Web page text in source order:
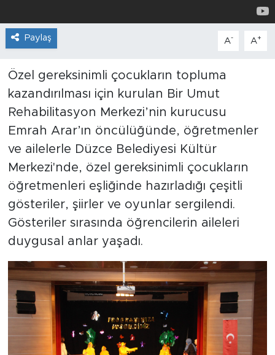
Paylaş A- A+
Özel gereksinimli çocukların topluma
kazandırılması için kurulan Bir Umut
Rehabilitasyon Merkezi’nin kurucusu
Emrah Arar’ın öncülüğünde, öğretmenler
ve ailelerle Düzce Belediyesi Kültür
Merkezi'nde, özel gereksinimli çocukların
öğretmenleri eşliğinde hazırladığı çeşitli
gösteriler, şiirler ve oyunlar sergilendi.
Gösteriler sırasında öğrencilerin aileleri
duygusal anlar yaşadı.